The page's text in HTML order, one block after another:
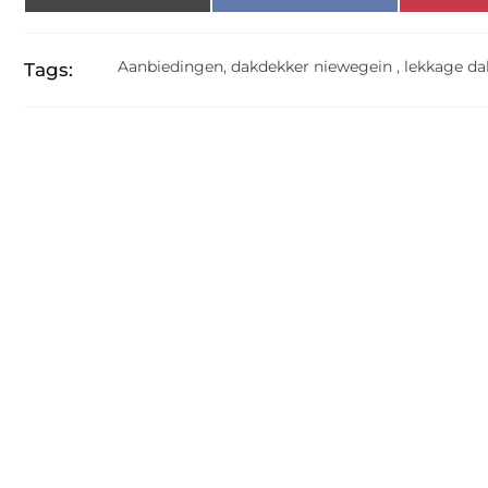
Tags: Aanbiedingen, dakdekker niewegein , lekkage